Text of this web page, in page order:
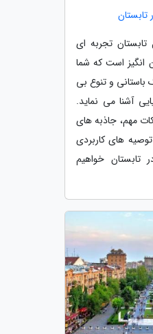
تابستان
تجربه ای
انگیز است که شما
باستانی و تنوع بی
آشنا می نماید.
مهم، جاذبه های
های کاربردی
خواهیم